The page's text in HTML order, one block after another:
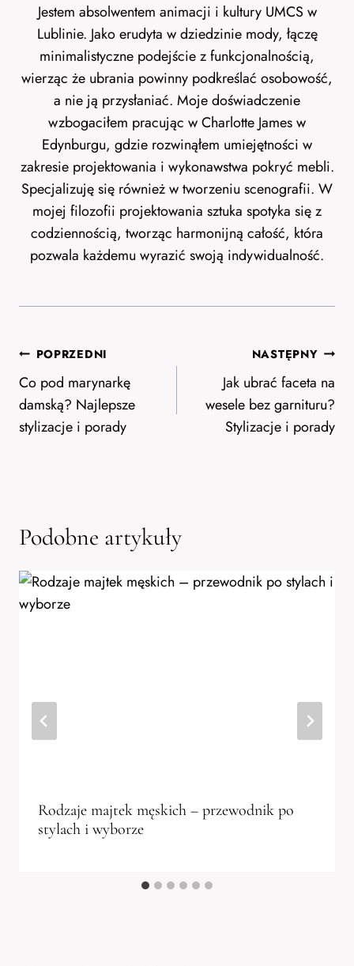
Jestem absolwentem animacji i kultury UMCS w
Lublinie. Jako erudyta w dziedzinie mody, łączę
minimalistyczne podejście z funkcjonalnością,
wierząc że ubrania powinny podkreślać osobowość,
a nie ją przysłaniać. Moje doświadczenie
wzbogaciłem pracując w Charlotte James w
Edynburgu, gdzie rozwinąłem umiejętności w
zakresie projektowania i wykonawstwa pokryć mebli.
Specjalizuję się również w tworzeniu scenografii. W
mojej filozofii projektowania sztuka spotyka się z
codziennością, tworząc harmonijną całość, która
pozwala każdemu wyrazić swoją indywidualność.
Nawigacja
wpisu
POPRZEDNI
Co pod marynarkę
damską? Najlepsze
stylizacje i porady
NASTĘPNY
Jak ubrać faceta na
wesele bez garnituru?
Stylizacje i porady
Podobne artykuły
Rodzaje majtek męskich – przewodnik po
stylach i wyborze